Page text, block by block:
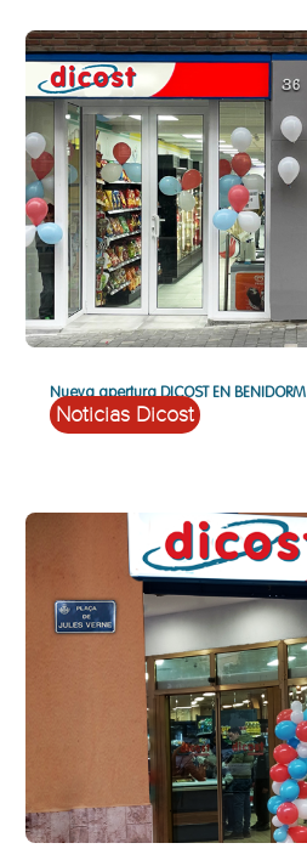
Nueva apertura DICOST EN BENIDORM
Noticias Dicost